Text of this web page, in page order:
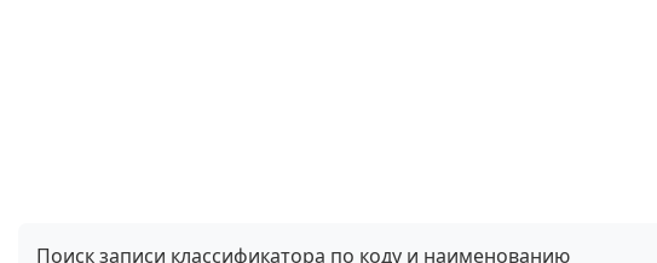
Поиск записи классификатора по коду и наименованию